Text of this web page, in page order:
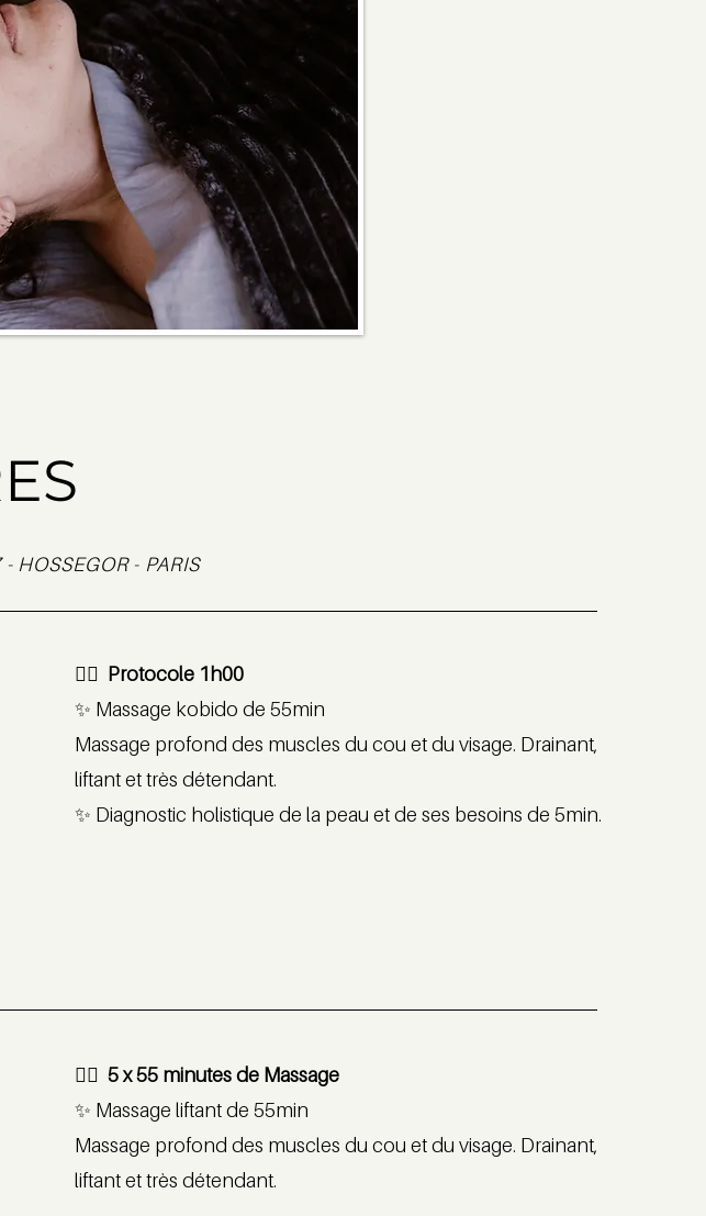
HOSSEGOR - PARIS
💆‍♀️ Protocole 1h00
✨ Massage kobido de 55min
Massage profond des muscles du cou et du visage. Drainant,
liftant et très détendant.
✨ Diagnostic holistique de la peau et de ses besoins de 5min.
💆‍♀️ 5 x 55 minutes de Massage
✨ Massage liftant de 55min
Massage profond des muscles du cou et du visage. Drainant,
liftant et très détendant.